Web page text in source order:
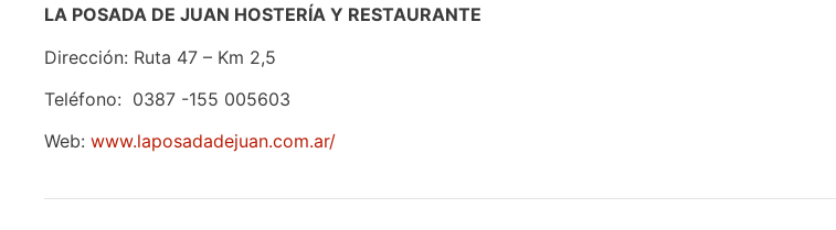
LA POSADA DE JUAN HOSTERÍA Y RESTAURANTE
Dirección: Ruta 47 – Km 2,5
Teléfono: 0387 -155 005603
Web: www.laposadadejuan.com.ar/